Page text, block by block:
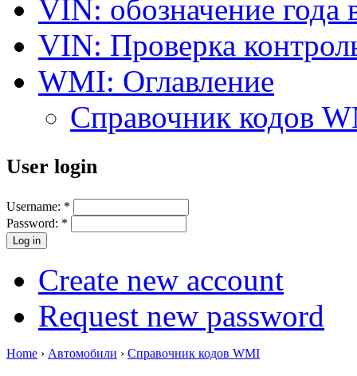
VIN: обозначение года
VIN: Проверка
WMI: Оглавление
Справочник кодов
User login
Username: *
Password: *
Create new account
Request new password
Home › Автомобили › Справочник кодов WMI